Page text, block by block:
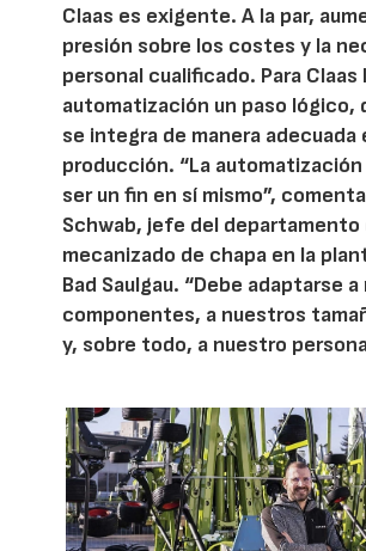
Claas es exigente. A la par,
presión sobre los costes y la
personal cualificado. Para Claas
automatización un paso lógico,
se integra de manera adecuada
producción. “La
ser un fin en sí mismo”,
Schwab, jefe del departamento
mecanizado de chapa en la
Bad Saulgau. “Debe adaptarse
componentes, a nuestros
y, sobre todo, a nuestro